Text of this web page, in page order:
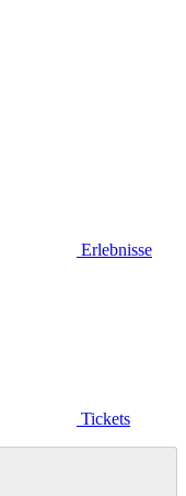
Erlebnisse
Tickets